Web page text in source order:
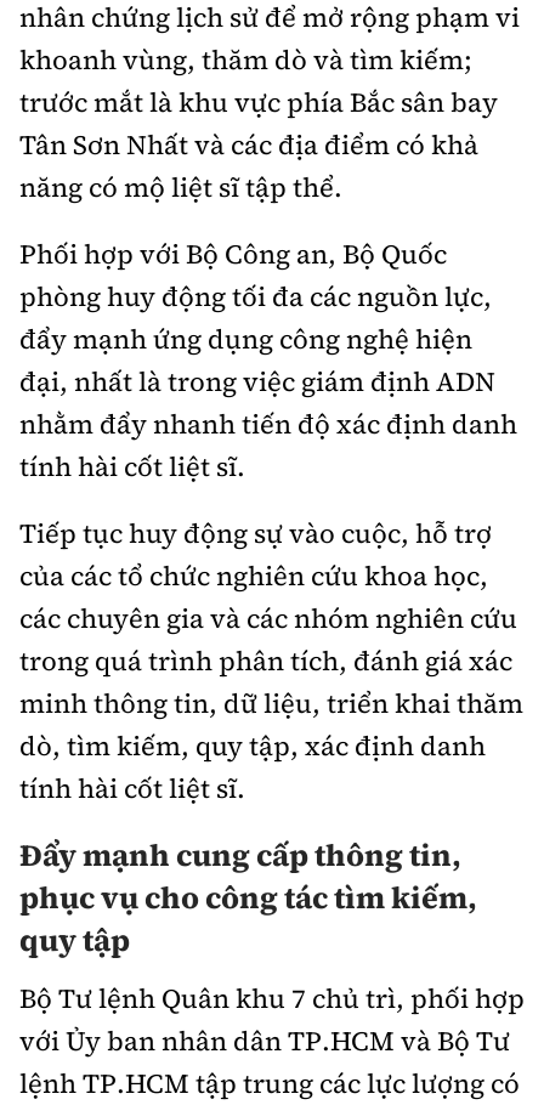
nhân chứng lịch sử để mở rộng phạm vi
khoanh vùng, thăm dò và tìm kiếm;
trước mắt là khu vực phía Bắc sân bay
Tân Sơn Nhất và các địa điểm có khả
năng có mộ liệt sĩ tập thể.
Phối hợp với Bộ Công an, Bộ Quốc
phòng huy động tối đa các nguồn lực,
đẩy mạnh ứng dụng công nghệ hiện
đại, nhất là trong việc giám định ADN
nhằm đẩy nhanh tiến độ xác định danh
tính hài cốt liệt sĩ.
Tiếp tục huy động sự vào cuộc, hỗ trợ
của các tổ chức nghiên cứu khoa học,
các chuyên gia và các nhóm nghiên cứu
trong quá trình phân tích, đánh giá xác
minh thông tin, dữ liệu, triển khai thăm
dò, tìm kiếm, quy tập, xác định danh
tính hài cốt liệt sĩ.
Đẩy mạnh cung cấp thông tin,
phục vụ cho công tác tìm kiếm,
quy tập
Bộ Tư lệnh Quân khu 7 chủ trì, phối hợp
với Ủy ban nhân dân TP.HCM và Bộ Tư
lệnh TP.HCM tập trung các lực lượng có